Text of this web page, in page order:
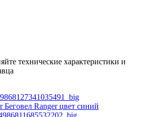
технические характеристики и
Беговел Ranger цвет синий